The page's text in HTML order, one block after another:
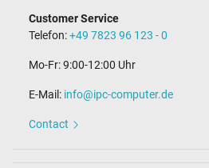
Customer Service
Telefon:+49 7823 96 123 - 0
Mo-Fr: 9:00-12:00 Uhr
E-Mail: info@ipc-computer.de
Contact